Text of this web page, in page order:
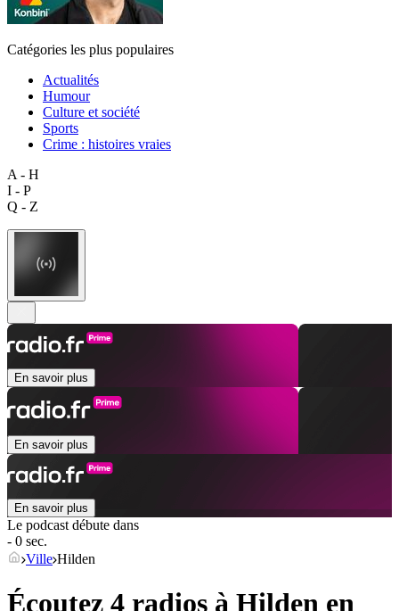
Catégories les plus populaires
Actualités
Humour
Culture et société
Sports
Crime : histoires vraies
A - H
I - P
Q - Z
En savoir plus
En savoir plus
En savoir plus
Le podcast débute dans
- 0 sec.
Ville Hilden
Écoutez 4 radios à Hilden en